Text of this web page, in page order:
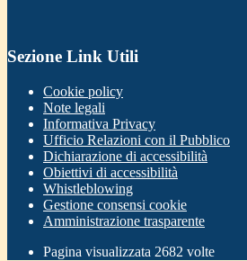
Sezione Link Utili
Cookie policy
Note legali
Informativa Privacy
Ufficio Relazioni con il Pubblico
Dichiarazione di accessibilità
Obiettivi di accessibilità
Whistleblowing
Gestione consensi cookie
Amministrazione trasparente
Pagina visualizzata 2682 volte